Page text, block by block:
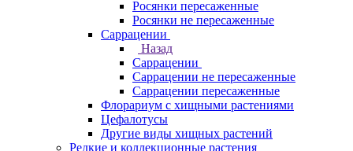
Росянки пересаженные
Росянки не пересаженные
Саррацении
Назад
Саррацении
Саррацении не пересаженные
Саррацении пересаженные
Флорариум с хищными растениями
Цефалотусы
Другие виды хищных растений
Редкие и коллекционные растения